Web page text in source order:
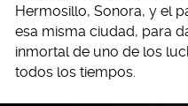
Hermosillo, Sonora, y el
esa misma ciudad, para
inmortal de uno de los
todos los tiempos.